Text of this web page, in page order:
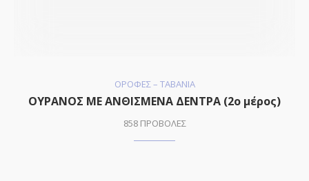
ΟΡΟΦΕΣ – ΤΑΒΑΝΙΑ
ΟΥΡΑΝΟΣ ΜΕ ΑΝΘΙΣΜΕΝΑ ΔΕΝΤΡΑ (2ο μέρος)
858 ΠΡΟΒΟΛΕΣ